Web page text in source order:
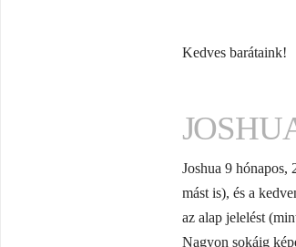
Kedves barátaink!
Joshua 9 hónapos,
mást is), és a
az alap jelelést
Nagyon sokáig